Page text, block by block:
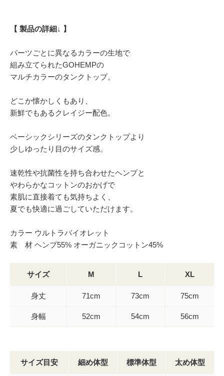
【 製品の詳細↓ 】
パーツごとに異なるカラーの生地で
組み立てられたGOHEMPの
マルチカラーのタンクトップ。
どこか懐かしくもあり、
新鮮でもあるクレイジー配色。
ベーシックシリーズのタンクトップより
少しゆったり目のサイズ感。
速乾性や抗菌性を持ち合わせたヘンプと
やわらかなコットンのおかげで
素肌に直接着ても気持ちよく、
夏でも快適に過ごしていただけます。
カラー ウルトラバイオレット
素 材 ヘンプ55% オーガニックコットン45%
サイズ M L XL
身丈 71cm 73cm 75cm
身幅 52cm 54cm 56cm
サイズ目安 細め体型 標準体型 太め体型